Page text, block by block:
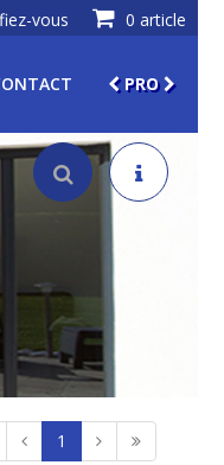
0 article
vous
PRO
1